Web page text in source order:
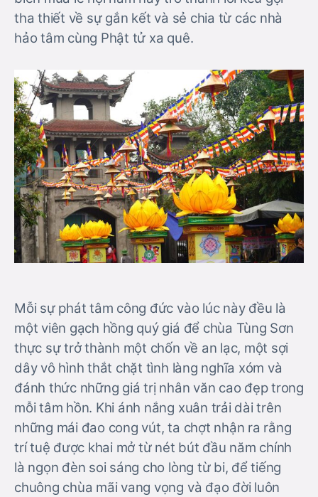
tha thiết về sự gắn kết và sẻ chia từ các nhà
hảo tâm cùng Phật tử xa quê.
Mỗi sự phát tâm công đức vào lúc này đều là
một viên gạch hồng quý giá để chùa Tùng Sơn
thực sự trở thành một chốn về an lạc, một sợi
dây vô hình thắt chặt tình làng nghĩa xóm và
đánh thức những giá trị nhân văn cao đẹp trong
mỗi tâm hồn. Khi ánh nắng xuân trải dài trên
những mái đao cong vút, ta chợt nhận ra rằng
trí tuệ được khai mở từ nét bút đầu năm chính
là ngọn đèn soi sáng cho lòng từ bi, để tiếng
chuông chùa mãi vang vọng và đạo đời luôn